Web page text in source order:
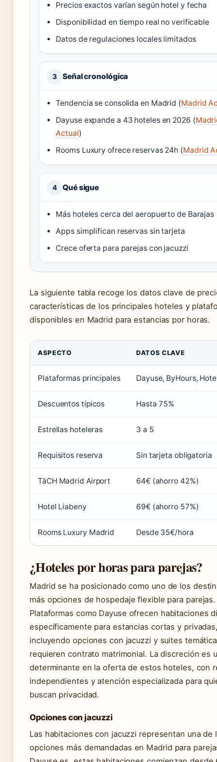
Precios exactos varían según hotel y fecha
Disponibilidad en tiempo real no verificable
Datos de regulaciones locales limitados
3 Señal cronológica
Tendencia se consolida en Madrid (Madrid
Dayuse expande a 43 hoteles en 2026 (
Actual)
Rooms Luxury ofrece reservas 24h (Madrid
4 Qué sigue
Más hoteles cerca del aeropuerto de Barajas
Apps simplifican reservas sin tarjeta
Crece oferta para parejas con jacuzzi
La siguiente tabla recoge los datos clave de
características de los principales hoteles y
disponibles en Madrid para estancias por horas.
ASPECTO DATOS CLAVE
Plataformas principales Dayuse, ByHours,
Descuentos típicos Hasta 75%
Estrellas hoteleras 3 a 5
Requisitos reserva Sin tarjeta obligatoria
TäCH Madrid Airport 64€ (ahorro 42%)
Hotel Liabeny 69€ (ahorro 57%)
Rooms Luxury Madrid Desde 35€/hora
¿Hoteles por horas para parejas?
Madrid se ha posicionado como uno de los
más opciones de hospedaje flexible para parejas.
Plataformas como Dayuse ofrecen habitaciones
específicamente para estancias cortas y
incluyendo opciones con jacuzzi y suites
requieren contrato matrimonial. La discreción es
determinante en la oferta de estos hoteles, con
independientes y atención especializada para
buscan privacidad.
Opciones con jacuzzi
Las habitaciones con jacuzzi representan una de
opciones más demandadas en Madrid para